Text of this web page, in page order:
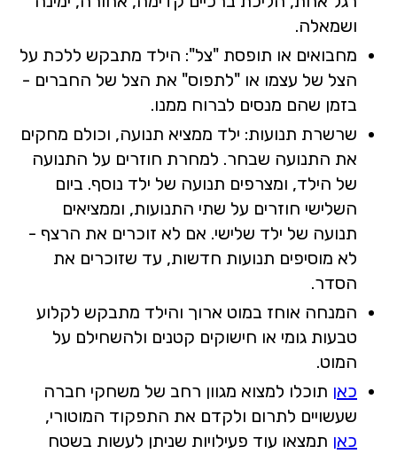
ושמאלה.
מחבואים או תופסת "צל": הילד מתבקש ללכת על
הצל של עצמו או "לתפוס" את הצל של החברים -
בזמן שהם מנסים לברוח ממנו.
שרשרת תנועות: ילד ממציא תנועה, וכולם מחקים
את התנועה שבחר. למחרת חוזרים על התנועה
של הילד, ומצרפים תנועה של ילד נוסף. ביום
השלישי חוזרים על שתי התנועות, וממציאים
תנועה של ילד שלישי. אם לא זוכרים את הרצף -
לא מוסיפים תנועות חדשות, עד שזוכרים את
הסדר.
המנחה אוחז במוט ארוך והילד מתבקש לקלוע
טבעות גומי או חישוקים קטנים ולהשחילם על
המוט.
כאן תוכלו למצוא מגוון רחב של משחקי חברה
שעשויים לתרום ולקדם את התפקוד המוטורי,
כאן תמצאו עוד פעילויות שניתן לעשות בשטח